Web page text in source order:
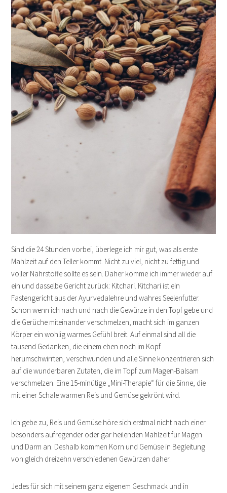
Sind die 24 Stunden vorbei, überlege ich mir gut, was als erste
Mahlzeit auf den Teller kommt. Nicht zu viel, nicht zu fettig und
voller Nährstoffe sollte es sein. Daher komme ich immer wieder auf
ein und dasselbe Gericht zurück: Kitchari. Kitchari ist ein
Fastengericht aus der Ayurvedalehre und wahres Seelenfutter.
Schon wenn ich nach und nach die Gewürze in den Topf gebe und
die Gerüche miteinander verschmelzen, macht sich im ganzen
Körper ein wohlig warmes Gefühl breit. Auf einmal sind all die
tausend Gedanken, die einem eben noch im Kopf
herumschwirrten, verschwunden und alle Sinne konzentrieren sich
auf die wunderbaren Zutaten, die im Topf zum Magen-Balsam
verschmelzen. Eine 15-minütige „Mini-Therapie“ für die Sinne, die
mit einer Schale warmen Reis und Gemüse gekrönt wird.
Ich gebe zu, Reis und Gemüse höre sich erstmal nicht nach einer
besonders aufregender oder gar heilenden Mahlzeit für Magen
und Darm an. Deshalb kommen Korn und Gemüse in Begleitung
von gleich dreizehn verschiedenen Gewürzen daher.
Jedes für sich mit seinem ganz eigenem Geschmack und in